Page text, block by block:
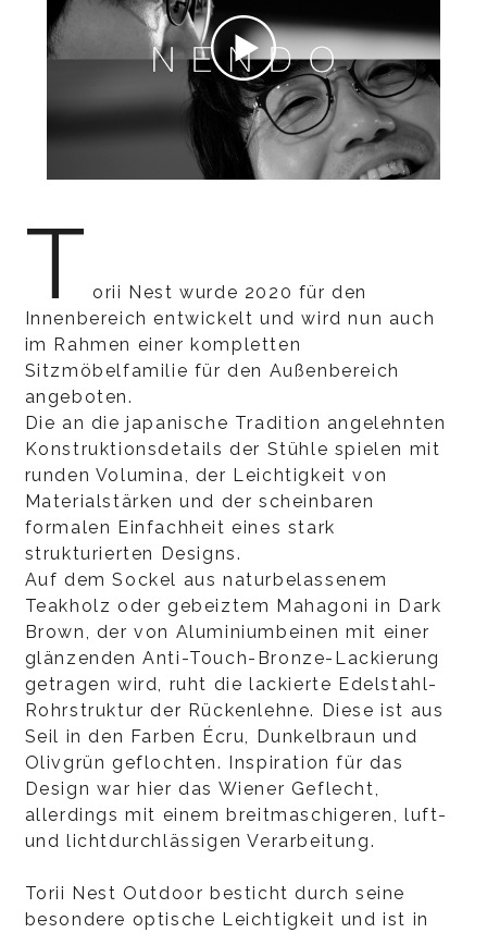
T orii Nest wurde 2020 für den
Innenbereich entwickelt und wird nun auch
im Rahmen einer kompletten
Sitzmöbelfamilie für den Außenbereich
angeboten.
Die an die japanische Tradition angelehnten
Konstruktionsdetails der Stühle spielen mit
runden Volumina, der Leichtigkeit von
Materialstärken und der scheinbaren
formalen Einfachheit eines stark
strukturierten Designs.
Auf dem Sockel aus naturbelassenem
Teakholz oder gebeiztem Mahagoni in Dark
Brown, der von Aluminiumbeinen mit einer
glänzenden Anti-Touch-Bronze-Lackierung
getragen wird, ruht die lackierte Edelstahl-
Rohrstruktur der Rückenlehne. Diese ist aus
Seil in den Farben Écru, Dunkelbraun und
Olivgrün geflochten. Inspiration für das
Design war hier das Wiener Geflecht,
allerdings mit einem breitmaschigeren, luft-
und lichtdurchlässigen Verarbeitung.
Torii Nest Outdoor besticht durch seine
besondere optische Leichtigkeit und ist in